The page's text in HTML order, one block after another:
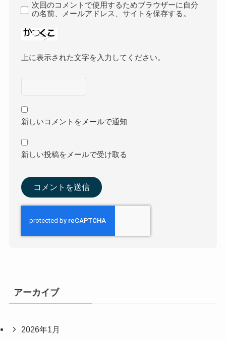
次回のコメントで使用するためブラウザーに自分
の名前、メールアドレス、サイトを保存する。
上に表示された文字を入力してください。
新しいコメントをメールで通知
新しい投稿をメールで受け取る
アーカイブ
2026年1月